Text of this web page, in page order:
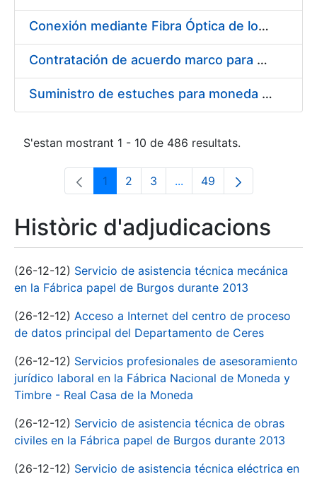
Conexión mediante Fibra Óptica de los Centros de Proceso de Datos (CPDs) de las sedes de la FNMT-RCM de Burgos y Madrid
Contratación de acuerdo marco para el Suministro de Material de Electricidad para la Fábrica Nacional de Moneda y Timbre-Real Casa de la Moneda en su centro de trabajo de Burgos
Suministro de estuches para moneda de 30 €
S'estan mostrant 1 - 10 de 486 resultats.
Pàgina
1 Pàgina
2 Pàgina
3 ...Pàgines intermèdies
Pàgina
49
Històric d'adjudicacions
(26-12-12) Servicio de asistencia técnica mecánica
en la Fábrica papel de Burgos durante 2013
(26-12-12) Acceso a Internet del centro de proceso
de datos principal del Departamento de Ceres
(26-12-12) Servicios profesionales de asesoramiento
jurídico laboral en la Fábrica Nacional de Moneda y
Timbre - Real Casa de la Moneda
(26-12-12) Servicio de asistencia técnica de obras
civiles en la Fábrica papel de Burgos durante 2013
(26-12-12) Servicio de asistencia técnica eléctrica en